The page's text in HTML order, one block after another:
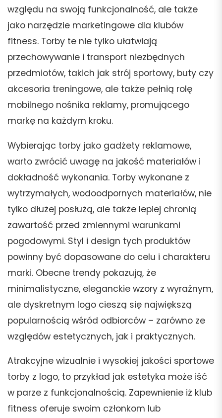
względu na swoją funkcjonalność, ale także
jako narzędzie marketingowe dla klubów
fitness. Torby te nie tylko ułatwiają
przechowywanie i transport niezbędnych
przedmiotów, takich jak strój sportowy, buty czy
akcesoria treningowe, ale także pełnią rolę
mobilnego nośnika reklamy, promującego
markę na każdym kroku.
Wybierając torby jako gadżety reklamowe,
warto zwrócić uwagę na jakość materiałów i
dokładność wykonania. Torby wykonane z
wytrzymałych, wodoodpornych materiałów, nie
tylko dłużej posłużą, ale także lepiej chronią
zawartość przed zmiennymi warunkami
pogodowymi. Styl i design tych produktów
powinny być dopasowane do celu i charakteru
marki. Obecne trendy pokazują, że
minimalistyczne, eleganckie wzory z wyraźnym,
ale dyskretnym logo cieszą się największą
popularnością wśród odbiorców – zarówno ze
względów estetycznych, jak i praktycznych.
Atrakcyjne wizualnie i wysokiej jakości sportowe
torby z logo, to przykład jak estetyka może iść
w parze z funkcjonalnością. Zapewnienie iż klub
fitness oferuje swoim członkom lub